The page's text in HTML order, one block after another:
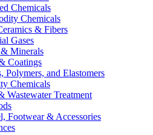
Chemicals
Chemicals
& Fibers
Gases
Minerals
Coatings
Polymers, and Elastomers
Chemicals
Wastewater Treatment
Footwear & Accessories